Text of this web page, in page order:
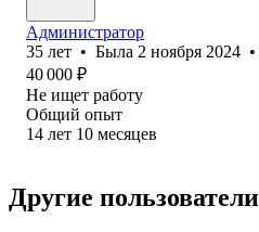
Администратор
35 лет • Была 2 ноября 2024 •
40 000 ₽
Не ищет работу
Общий опыт
14 лет 10 месяцев
Другие